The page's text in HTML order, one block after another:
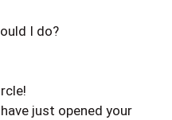
I do?
just opened your